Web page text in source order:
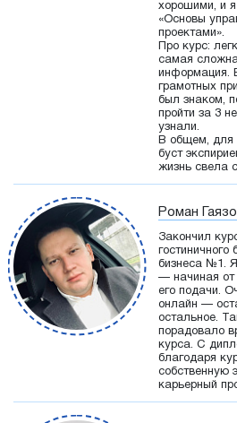
хорошими, и
«Основы
проектами».
Про курс:
самая
информация.
грамотных
был знаком,
пройти за 3
узнали.
В общем, для
буст
жизнь свела
Роман
Закончил
гостиничного
бизнеса №1.
— начиная от
его подачи.
онлайн —
остальное.
порадовало
курса. С
благодаря
собственную
карьерный